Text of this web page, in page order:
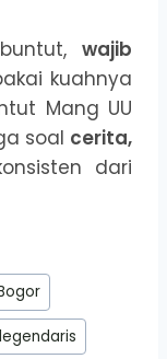
wajib
kuahnya
Mang UU
soal cerita,
dari